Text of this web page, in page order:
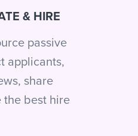
& HIRE
passive
applicants,
share
the best hire